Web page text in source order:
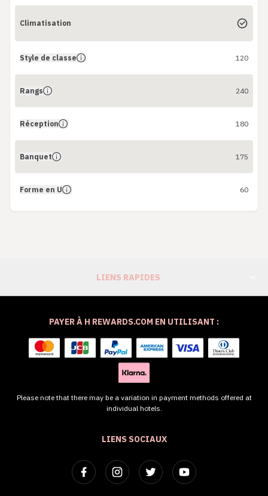
Climatisation
Style de classe 120
Rangs 240
Réception 180
Banquet 175
Forme en U 60
LIENS RAPIDES
LIENS SOCIAUX
PAYER À H REWARDS.COM EN UTILISANT :
Please note that there may be a variation in payment methods offered at
individual hotels.